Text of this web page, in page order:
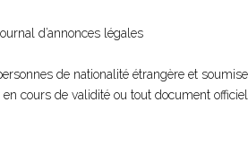
d’annonces légales
de nationalité étrangère et
cours de validité ou tout document